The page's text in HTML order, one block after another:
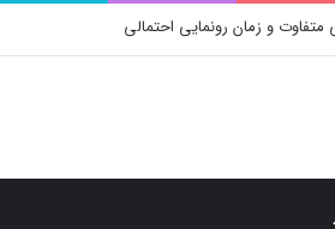
و زمان رونمایی احتمالی